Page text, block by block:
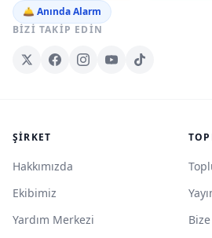
🛎️ Anında Alarm
BIZI TAKIP EDIN
ŞIRKET
Hakkımızda
Ekibimiz
Yardım Merkezi